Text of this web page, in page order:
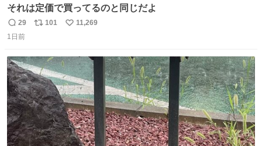
それは定価で買ってるのと同じだよ
返
信
29
リ
ト
数
101
い
数
11,269
1日前